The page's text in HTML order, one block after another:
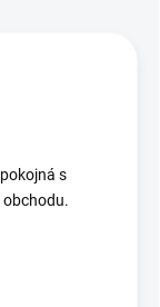
s
obchodu.